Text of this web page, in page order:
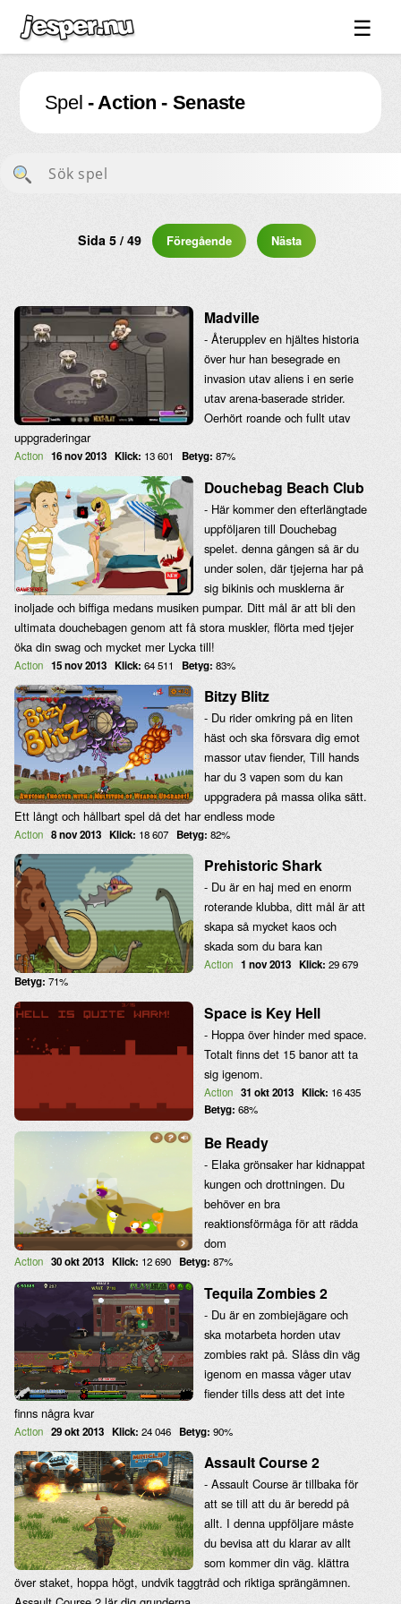
☰
Spel ↓
Bilder ↓
Forum ↓
Länkar
Blandat ↓
Spel - Action - Senaste
Sida 5 / 49 Föregående Nästa
Madville
- Återupplev en hjältes historia
över hur han besegrade en
invasion utav aliens i en serie
utav arena-baserade strider.
Oerhört roande och fullt utav
uppgraderingar
Action 16 nov 2013 Klick: 13 601 Betyg: 87%
Douchebag Beach Club
- Här kommer den efterlängtade
uppföljaren till Douchebag
spelet. denna gången så är du
under solen, där tjejerna har på
sig bikinis och musklerna är
inoljade och biffiga medans musiken pumpar. Ditt mål är att bli den
ultimata douchebagen genom att få stora muskler, flörta med tjejer
öka din swag och mycket mer Lycka till!
Action 15 nov 2013 Klick: 64 511 Betyg: 83%
Bitzy Blitz
- Du rider omkring på en liten
häst och ska försvara dig emot
massor utav fiender, Till hands
har du 3 vapen som du kan
uppgradera på massa olika sätt.
Ett långt och hållbart spel då det har endless mode
Action 8 nov 2013 Klick: 18 607 Betyg: 82%
Prehistoric Shark
- Du är en haj med en enorm
roterande klubba, ditt mål är att
skapa så mycket kaos och
skada som du bara kan
Action 1 nov 2013 Klick: 29 679
Betyg: 71%
Space is Key Hell
- Hoppa över hinder med space.
Totalt finns det 15 banor att ta
sig igenom.
Action 31 okt 2013 Klick: 16 435
Betyg: 68%
Be Ready
- Elaka grönsaker har kidnappat
kungen och drottningen. Du
behöver en bra
reaktionsförmåga för att rädda
dom
Action 30 okt 2013 Klick: 12 690 Betyg: 87%
Tequila Zombies 2
- Du är en zombiejägare och
ska motarbeta horden utav
zombies rakt på. Slåss din väg
igenom en massa våger utav
fiender tills dess att det inte
finns några kvar
Action 29 okt 2013 Klick: 24 046 Betyg: 90%
Assault Course 2
- Assault Course är tillbaka för
att se till att du är beredd på
allt. I denna uppföljare måste
du bevisa att du klarar av allt
som kommer din väg. klättra
över staket, hoppa högt, undvik taggtråd och riktiga sprängämnen.